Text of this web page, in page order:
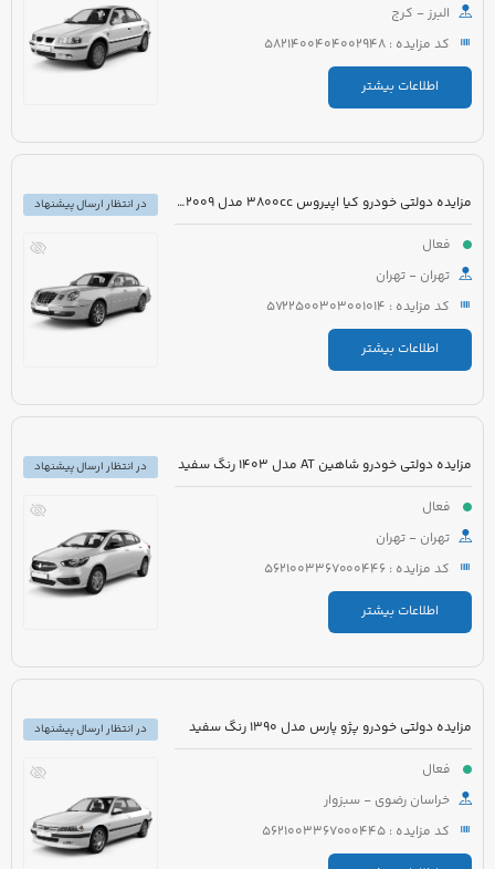
البرز - کرج
کد مزایده : 5821400404002948
اطلاعات بیشتر
مزایده دولتی خودرو کیا اپیروس 3800cc مدل 2009 رنگ سفید
فعال
تهران - تهران
کد مزایده : 5722500303001014
اطلاعات بیشتر
در انتظار ارسال پیشنهاد
مزایده دولتی خودرو شاهین AT مدل 1403 رنگ سفید
فعال
تهران - تهران
کد مزایده : 5621003367000446
اطلاعات بیشتر
در انتظار ارسال پیشنهاد
مزایده دولتی خودرو پژو پارس مدل 1390 رنگ سفید
فعال
خراسان رضوی - سبزوار
کد مزایده : 5621003367000445
در انتظار ارسال پیشنهاد